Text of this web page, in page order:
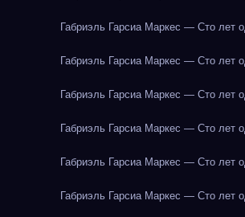
Габриэль Гарсиа Маркес — Сто лет
Габриэль Гарсиа Маркес — Сто лет
Габриэль Гарсиа Маркес — Сто лет
Габриэль Гарсиа Маркес — Сто лет
Габриэль Гарсиа Маркес — Сто лет
Габриэль Гарсиа Маркес — Сто лет